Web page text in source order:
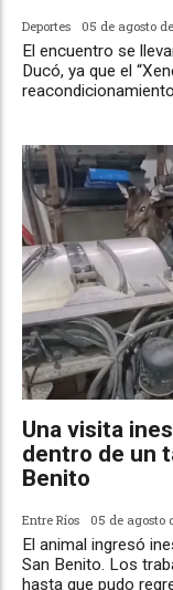
Deportes 05 de agosto
El encuentro se
Ducó, ya que el
Una visita
dentro de un
Benito
Entre Ríos 05 de agosto
El animal ingresó
San Benito. Los
hasta que pudo